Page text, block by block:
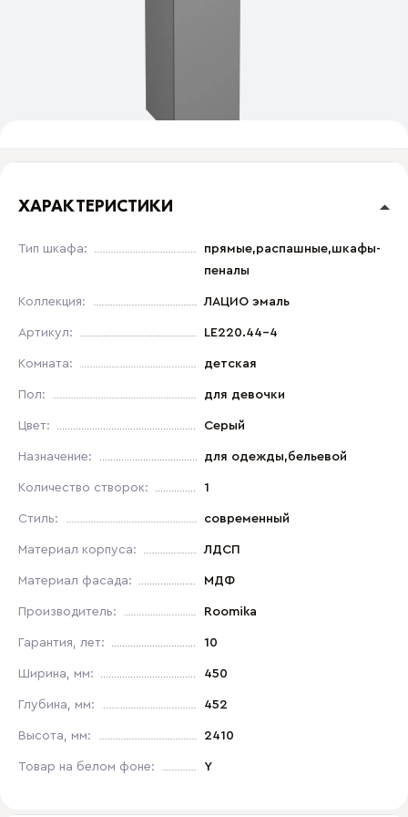
ХАРАКТЕРИСТИКИ
Тип шкафа:
прямые,распашные,шкафы-
пеналы
Коллекция: ЛАЦИО эмаль
Артикул: LE220.44-4
Комната: детская
Пол: для девочки
Цвет: Серый
Назначение: для одежды,бельевой
Количество створок: 1
Стиль: современный
Материал корпуса: ЛДСП
Материал фасада: МДФ
Производитель: Roomika
Гарантия, лет: 10
Ширина, мм: 450
Глубина, мм: 452
Высота, мм: 2410
Товар на белом фоне: Y